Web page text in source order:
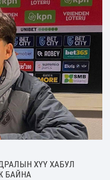
ХҮҮ ХАБУЛ
БАЙНА